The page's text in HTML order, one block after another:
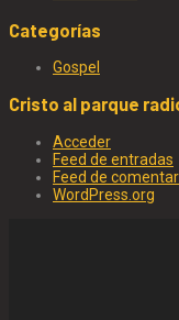
Categorías
Gospel
Cristo al parque
Acceder
Feed de entradas
Feed de
WordPress.org